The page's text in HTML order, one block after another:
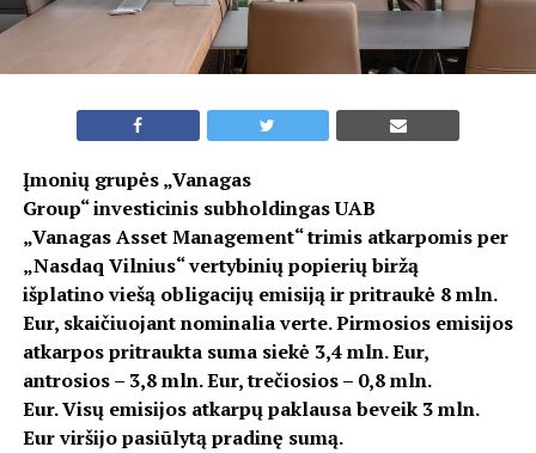
Įmonių grupės „Vanagas
Group“ investicinis subholdingas UAB
„Vanagas Asset Management“ trimis atkarpomis per
„Nasdaq Vilnius“ vertybinių popierių biržą
išplatino viešą obligacijų emisiją ir pritraukė 8 mln.
Eur, skaičiuojant nominalia verte. Pirmosios emisijos
atkarpos pritraukta suma siekė 3,4 mln. Eur,
antrosios – 3,8 mln. Eur, trečiosios – 0,8 mln.
Eur. Visų emisijos atkarpų paklausa beveik 3 mln.
Eur viršijo pasiūlytą pradinę sumą.